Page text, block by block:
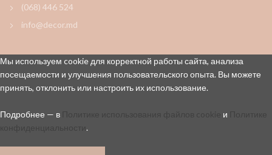
(068) 446 524
info@decor.md
Мы используем cookie для корректной работы сайта, анализа
посещаемости и улучшения пользовательского опыта. Вы можете
принять, отклонить или настроить их использование.
Подробнее — в и
.